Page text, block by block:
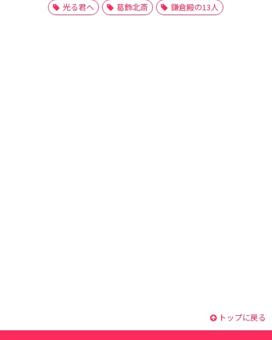
光る君へ
葛飾北斎 鎌倉殿の13人
トップに戻る